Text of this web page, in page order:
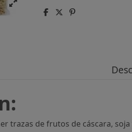
trazas de frutos de cáscara, soja